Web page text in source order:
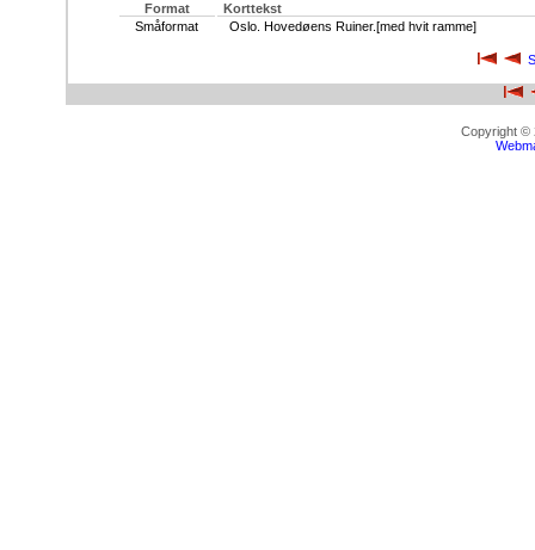
Format
Korttekst
Småformat
Oslo. Hovedøens Ruiner.[med hvit ramme]
Copyright ©